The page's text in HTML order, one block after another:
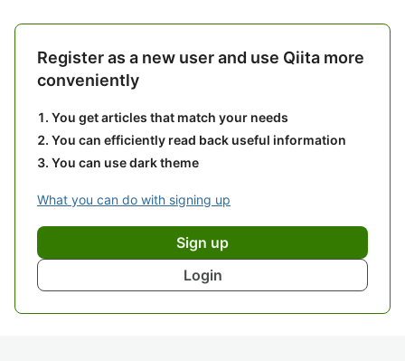
Register as a new user and use Qiita more
conveniently
You get articles that match your needs
You can efficiently read back useful information
You can use dark theme
What you can do with signing up
Sign up
Login